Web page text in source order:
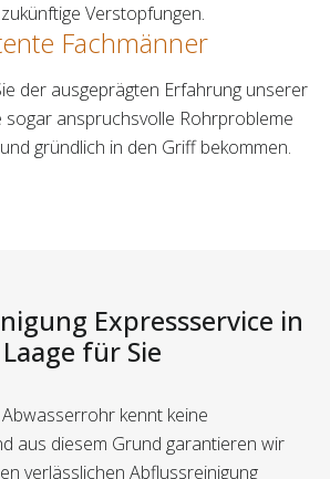
Verstopfungen.
Fachmänner
der ausgeprägten Erfahrung unserer
sogar anspruchsvolle Rohrprobleme
gründlich in den Griff bekommen.
Expressservice in
Laage für Sie
kennt keine
aus diesem Grund garantieren wir
verlässlichen Abflussreinigung